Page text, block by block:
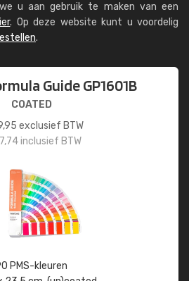
u aan gebruik te maken van een
. Op deze website kunt u voordelig
.
Guide GP1601B
COATED
exclusief BTW
inclusief BTW
PMS-kleuren